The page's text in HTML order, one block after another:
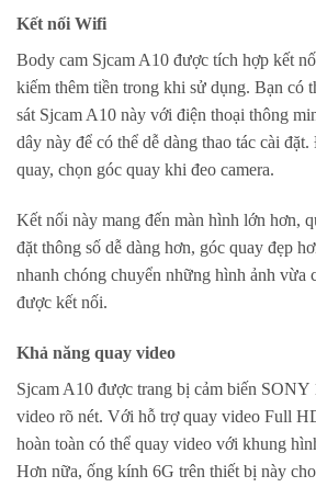
Kết nối Wifi
Body cam Sjcam A10 được tích hợp kết
kiếm thêm tiền trong khi sử dụng. Bạn có
sát Sjcam A10 này với điện thoại thông
dây này để có thể dễ dàng thao tác cài
quay, chọn góc quay khi đeo camera.
Kết nối này mang đến màn hình lớn hơn,
đặt thông số dễ dàng hơn, góc quay đẹp
nhanh chóng chuyển những hình ảnh vừa
được kết nối.
Khả năng quay video
Sjcam A10 được trang bị cảm biến SONY
video rõ nét. Với hỗ trợ quay video Full
hoàn toàn có thể quay video với khung
Hơn nữa, ống kính 6G trên thiết bị này